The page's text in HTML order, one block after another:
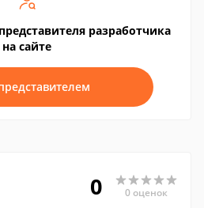
разработчика
на сайте
0 0 оценок